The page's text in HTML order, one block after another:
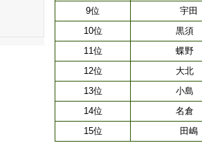
9位
宇
10位
黒須
11位
蝶野
12位
大北
13位
小島
14位
名倉
15位
田